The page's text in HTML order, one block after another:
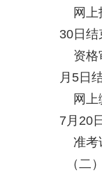
网上
30日结
资格
月5日
网上
7月20
准考
（二